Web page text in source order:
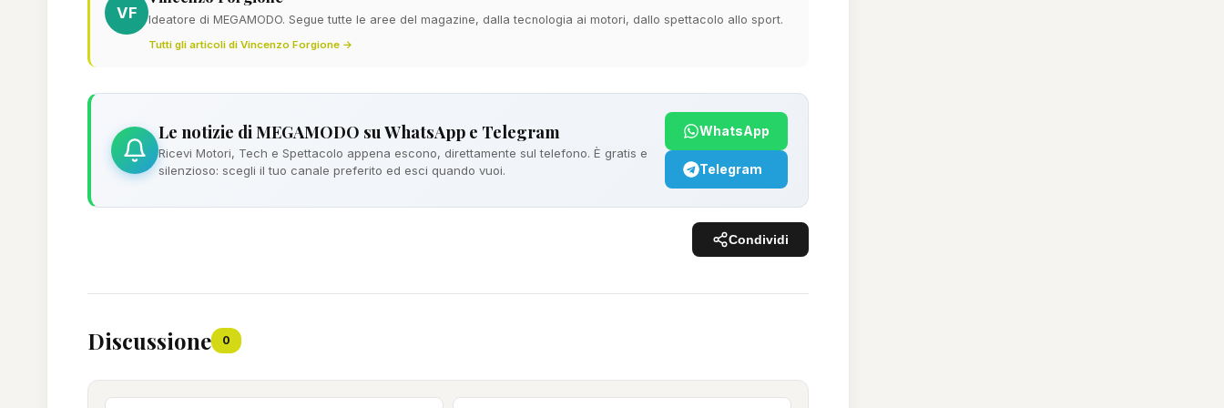
VF Ideatore di MEGAMODO. Segue tutte le aree del magazine, dalla tecnologia ai motori, dallo spettacolo allo sport.
Tutti gli articoli di Vincenzo Forgione →
Le notizie di MEGAMODO su WhatsApp e Telegram
Ricevi Motori, Tech e Spettacolo appena escono, direttamente sul telefono. È gratis e
silenzioso: scegli il tuo canale preferito ed esci quando vuoi.
WhatsApp
Telegram
Condividi
Discussione 0